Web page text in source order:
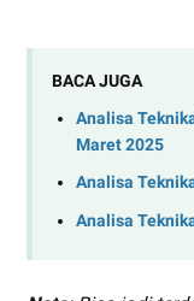
BACA JUGA
Analisa
Maret 2025
Analisa
Analisa